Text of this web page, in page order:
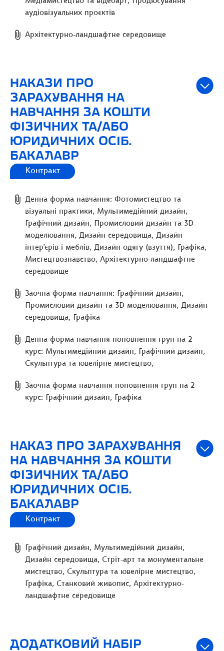
аудіовізуальних проєктів
Архітектурно-ландшафтне середовище
НАКАЗИ ПРО
ЗАРАХУВАННЯ НА
НАВЧАННЯ ЗА КОШТИ
ФІЗИЧНИХ ТА/АБО
ЮРИДИЧНИХ ОСІБ.
БАКАЛАВР
Контракт
Денна форма навчання: Фотомистецтво та
візуальні практики, Мультимедійний дизайн,
Графічний дизайн, Промисловий дизайн та 3D
моделювання, Дизайн середовища, Дизайн
інтер'єрів і меблів, Дизайн одягу (взуття), Графіка,
Мистецтвознавство, Архітектурно-ландшафтне
середовище
Заочна форма навчання: Графічний дизайн,
Промисловий дизайн та 3D моделювання, Дизайн
середовища, Графіка
Денна форма навчання поповнення груп на 2
курс: Мультимедійний дизайн, Графічний дизайн,
Скульптура та ювелірне мистецтво,
Заочна форма навчання поповнення груп на 2
курс: Графічний дизайн, Графіка
НАКАЗ ПРО ЗАРАХУВАННЯ
НА НАВЧАННЯ ЗА КОШТИ
ФІЗИЧНИХ ТА/АБО
ЮРИДИЧНИХ ОСІБ.
БАКАЛАВР
Контракт
Графічний дизайн, Мультимедійний дизайн,
Дизайн середовища, Стріт-арт та монументальне
мистецтво, Скульптура та ювелірне мистецтво,
Графіка, Станковий живопис, Архітектурно-
ландшафтне середовище
ДОДАТКОВИЙ НАБІР